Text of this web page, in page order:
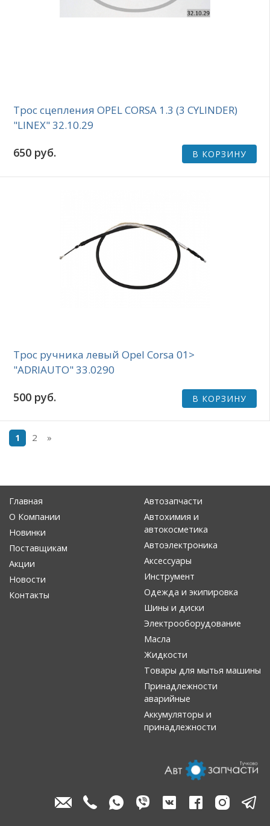
Трос сцепления OPEL CORSA 1.3 (3 CYLINDER)
"LINEX" 32.10.29
650 руб. В КОРЗИНУ
Трос ручника левый Opel Corsa 01>
"ADRIAUTO" 33.0290
500 руб. В КОРЗИНУ
1 2 »
Главная
О Компании
Новинки
Поставщикам
Акции
Новости
Контакты
Автозапчасти
Автохимия и
автокосметика
Автоэлектроника
Аксессуары
Инструмент
Одежда и экипировка
Шины и диски
Электрооборудование
Масла
Жидкости
Товары для мытья машины
Принадлежности
аварийные
Аккумуляторы и
принадлежности